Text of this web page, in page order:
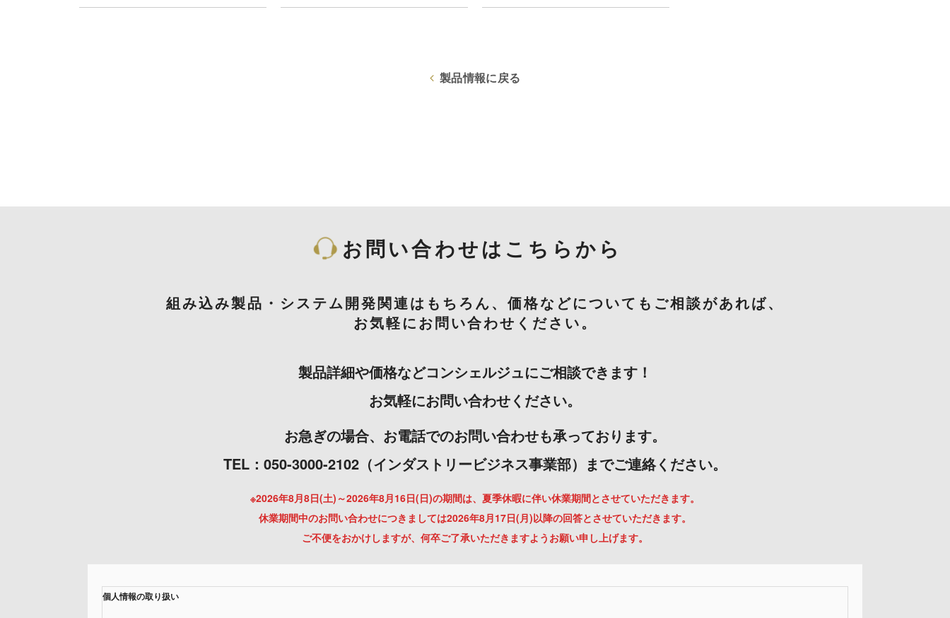
製品情報に戻る
お問い合わせはこちらから
組み込み製品・システム開発関連はもちろん、価格などについてもご相談があれば、
お気軽にお問い合わせください。
製品詳細や価格などコンシェルジュにご相談できます！
お気軽にお問い合わせください。
お急ぎの場合、お電話でのお問い合わせも承っております。
TEL：050-3000-2102（インダストリービジネス事業部）までご連絡ください。
※2026年8月8日(土)～2026年8月16日(日)の期間は、夏季休暇に伴い休業期間とさせていただきます。
休業期間中のお問い合わせにつきましては2026年8月17日(月)以降の回答とさせていただきます。
ご不便をおかけしますが、何卒ご了承いただきますようお願い申し上げます。
個人情報の取り扱い